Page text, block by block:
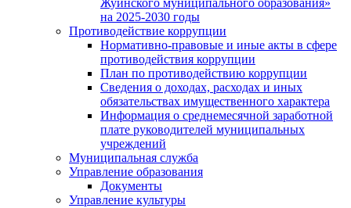
Жуинского муниципального образования»
на 2025-2030 годы
Противодействие коррупции
Нормативно-правовые и иные акты в сфере
противодействия коррупции
План по противодействию коррупции
Сведения о доходах, расходах и иных
обязательствах имущественного характера
Информация о среднемесячной заработной
плате руководителей муниципальных
учреждений
Муниципальная служба
Управление образования
Документы
Управление культуры